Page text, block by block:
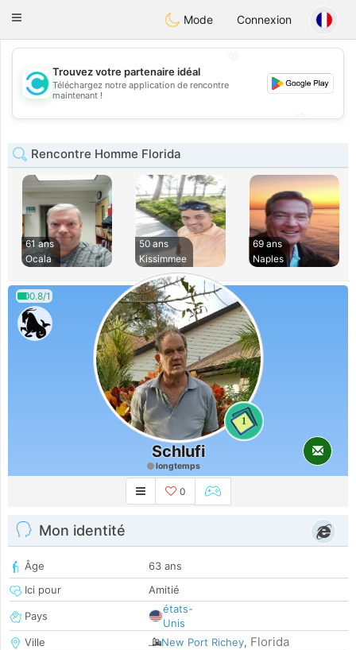
olombiaCitas
Toggle
Mode Connexion
💖
💕
Trouvez votre partenaire idéal
Téléchargez notre application de rencontre
maintenant !
Rencontre Homme Florida
61 ans
Ocala
50 ans
Kissimmee
69 ans
Naples
0.8/1
1
Schlufi
longtemps
0
Mon identité
Âge
63 ans
Ici pour
Amitié
Pays
états-
Unis
Ville
New Port Richey, Florida